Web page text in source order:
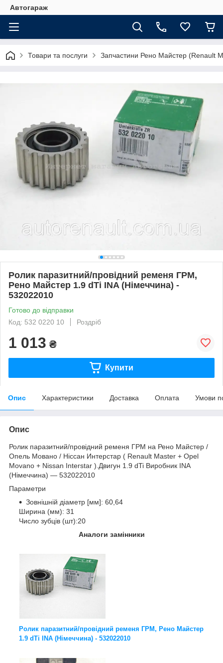
Автогараж
Товари та послуги Запчастини Рено Майстер (Renault
Ролик паразитний/провідний ременя ГРМ,
Рено Майстер 1.9 dTi INA (Німеччина) -
532022010
Готово до відправки
Код: 532 0220 10
Роздріб
1 013 ₴
Купити
Опис Характеристики Доставка Оплата Умови
Опис
Ролик паразитний/провідний ременя ГРМ на Рено Майстер /
Опель Мовано / Ніссан Интерстар ( Renault Master + Opel
Movano + Nissan Interstar ).Двигун 1.9 dTi Виробник INA
(Німеччина) ― 532022010
Параметри
Зовнішній діаметр [мм]: 60,64
Ширина (мм): 31
Число зубців (шт):20
Аналоги замінники
Ролик паразитний/провідний ременя ГРМ, Рено Майстер
1.9 dTi INA (Німеччина) - 532022010